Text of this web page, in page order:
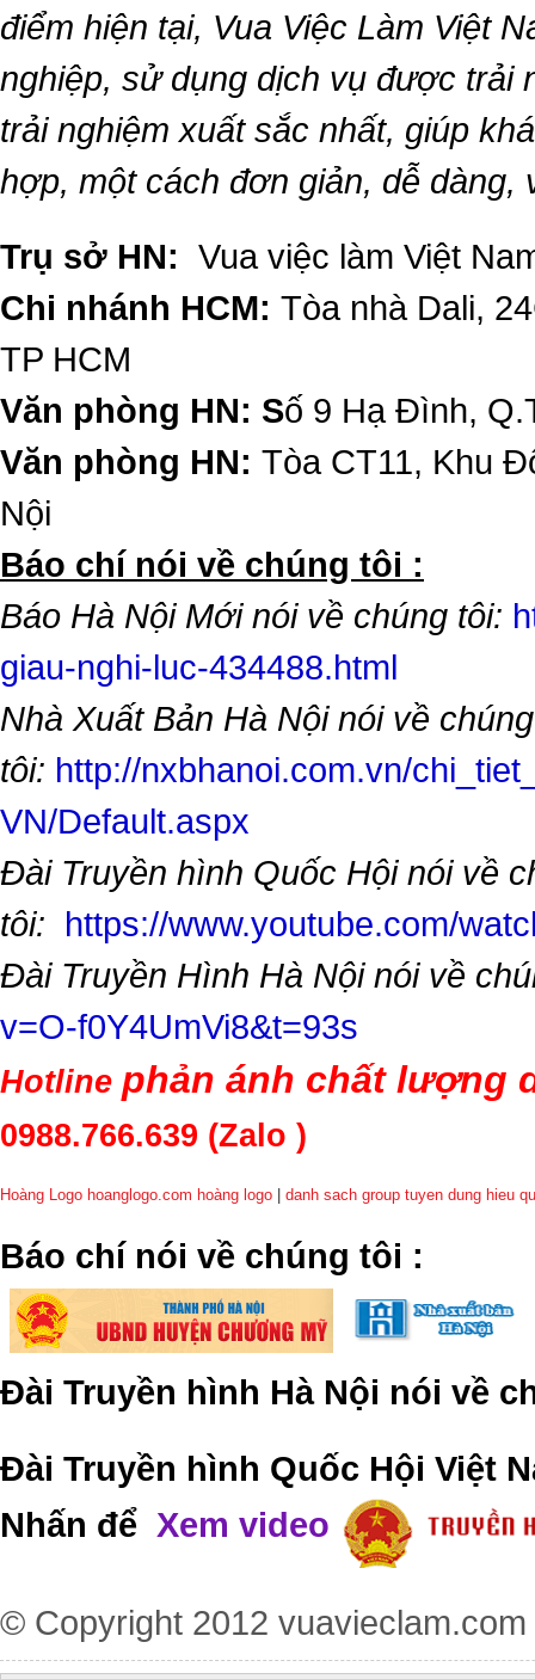
điểm hiện tại, Vua Việc Làm Việt
nghiệp, sử dụng dịch vụ được trải
trải nghiệm xuất sắc nhất, giúp
hợp, một cách đơn giản, dễ dàng,
Trụ sở HN: Vua việc làm Việt
Chi nhánh HCM: Tòa nhà Dali,
TP HCM
Văn phòng HN: Số 9 Hạ Đình,
Văn phòng HN: Tòa CT11, Khu
Nội
​Báo chí nói về chúng tôi :
Báo Hà Nội Mới nói về chúng tôi:
giau-nghi-luc-434488.html
Nhà Xuất Bản Hà Nội nói về chúng
tôi: http://nxbhanoi.com.vn/
VN/Default.aspx
Đài Truyền hình Quốc Hội nói về
tôi: https://www.youtube.com/
Đài Truyền Hình Hà Nội nói về
v=O-f0Y4UmVi8&t=93s
Hotline phản ánh chất lượng
0988.766.639 (Zalo )
Hoàng Logo hoanglogo.com hoàng logo danh sach group tuyen dung hieu
​Báo chí nói về chúng tôi :
Đài Truyền hình Hà Nội nói về
Đài Truyền hình Quốc Hội Việt
Nhấn để Xem video
© Copyright 2012 vuavieclam.com